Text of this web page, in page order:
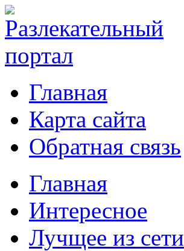
Главная
Карта сайта
Обратная связь
Главная
Интересное
Лучщее из сети